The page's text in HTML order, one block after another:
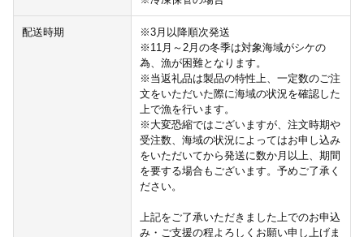
配送時期
※3月以降順次発送
※11月～2月の冬季は対象海域がシケの
為、漁が困難となります。
※当返礼品は製品の特性上、一定数のご注
文をいただいた際に海域の状況を確認した
上で漁を行います。
※大変恐縮ではございますが、注文時期や
受注数、海域の状況によってはお申し込み
をいただいてから発送に数か月以上、期間
を要する場合もございます。予めご了承く
ださい。
上記をご了承いただきました上でのお申込
み・ご支援の程よろしくお願い申し上げま